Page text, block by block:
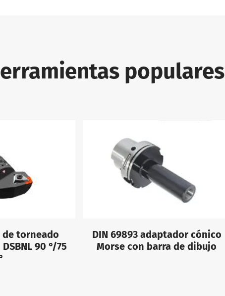
populares
de torneado
DSBNL 90 °/75
DIN 69893 adaptador cónico
Morse con barra de dibujo